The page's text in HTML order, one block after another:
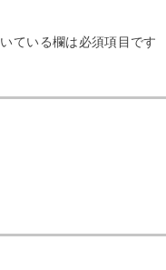
ている欄は必須項目です